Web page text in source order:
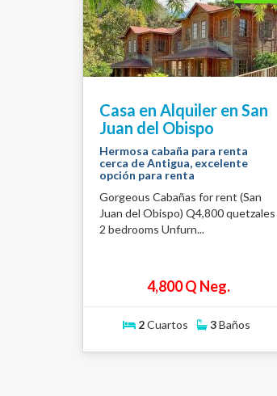
Casa en Alquiler en San
Juan del Obispo
Hermosa cabaña para renta
cerca de Antigua, excelente
opción para renta
Gorgeous Cabañas for rent (San
Juan del Obispo) Q4,800 quetzales
2 bedrooms Unfurn...
4,800 Q Neg.
2Cuartos 3Baños